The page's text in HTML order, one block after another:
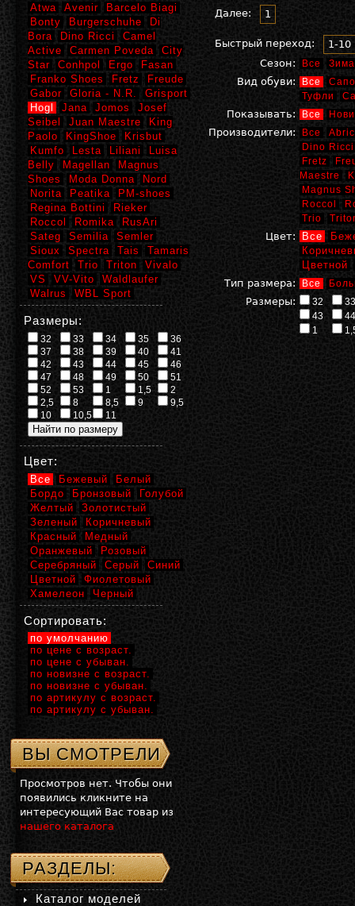
Далее: 1
Быстрый переход:
1-10
Сезон:
Все Зима
Вид обуви: Все
Туфли
Показывать: Все
Производители: Все
Dino Ricci
Fretz
Maestre
Magnus
Roccol
Trio
Цвет: Все
Цветной
Тип размера:
Все
Размеры: 32
33
43
44
1
Atwa
Avenir
Barcelo Biagi
Bonty
Burgerschuhe
Di
Bora
Dino Ricci
Camel
Active
Carmen Poveda
City
Star
Conhpol Ergo
Fasan
Franko Shoes
Fretz
Freude
Gabor
Gloria - N.R.
Grisport
Hogl
Jana Jomos
Josef
Seibel
Juan Maestre
King
Paolo
KingShoe
Krisbut
Kumfo
Lesta Liliani
Luisa
Belly
Magellan
Magnus
Shoes
Moda Donna
Nord
Norita
Peatika
PM-shoes
Regina Bottini
Rieker
Roccol
Romika
RusAri
Sateg
Semilia
Semler
Sioux
Spectra Tais
Tamaris
Comfort
Trio Triton
Vivalo
VS
VV-Vito
Waldlaufer
Walrus
WBL Sport
Размеры:
32 33 34 35
36
37
38 39 40
41
42
43 44 45
46
47
48 49 50
51
52
53 1 1,5
2
2,5
8 8,5 9
9,5
10
10,5 11
Цвет:
Все Бежевый
Белый
Бордо
Бронзовый
Голубой
Желтый
Золотистый
Зеленый
Коричневый
Красный
Медный
Оранжевый
Розовый
Серебряный
Серый
Синий
Цветной
Фиолетовый
Хамелеон
Черный
Сортировать:
по умолчанию
по цене с возраст.
по цене с убыван.
по новизне с возраст.
по новизне с убыван.
по артикулу с возраст.
по артикулу с убыван.
ВЫ СМОТРЕЛИ
Просмотров нет. Чтобы они
появились кликните на
интересующий Вас товар из
нашего каталога
РАЗДЕЛЫ:
Каталог моделей